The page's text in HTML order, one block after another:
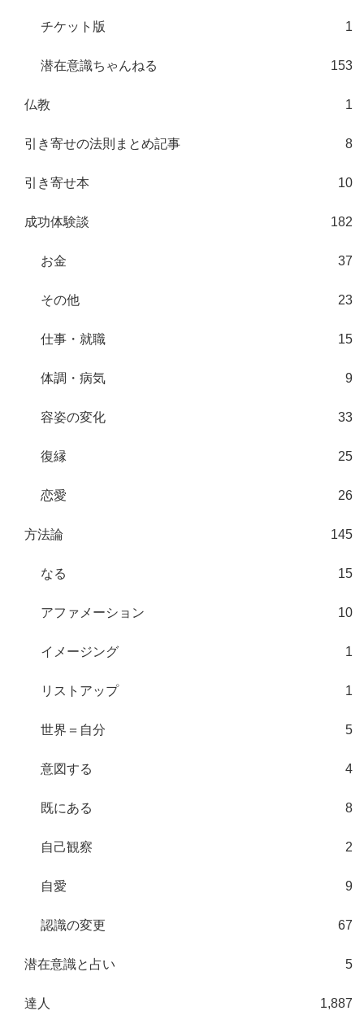
チケット版 1
潜在意識ちゃんねる 153
仏教 1
引き寄せの法則まとめ記事 8
引き寄せ本 10
成功体験談 182
お金 37
その他 23
仕事・就職 15
体調・病気 9
容姿の変化 33
復縁 25
恋愛 26
方法論 145
なる 15
アファメーション 10
イメージング 1
リストアップ 1
世界＝自分 5
意図する 4
既にある 8
自己観察 2
自愛 9
認識の変更 67
潜在意識と占い 5
達人 1,887